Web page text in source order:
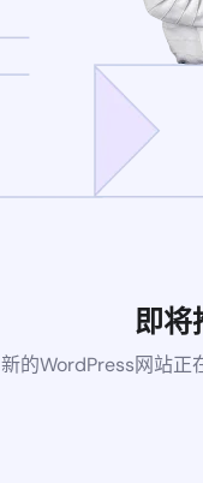
即将
新的WordPress网站正